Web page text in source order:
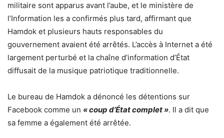
militaire sont apparus avant l’aube, et le ministère de
l’Information les a confirmés plus tard, affirmant que
Hamdok et plusieurs hauts responsables du
gouvernement avaient été arrêtés. L’accès à Internet a été
largement perturbé et la chaîne d’information d’État
diffusait de la musique patriotique traditionnelle.
Le bureau de Hamdok a dénoncé les détentions sur
Facebook comme un « coup d’État complet ». Il a dit que
sa femme a également été arrêtée.